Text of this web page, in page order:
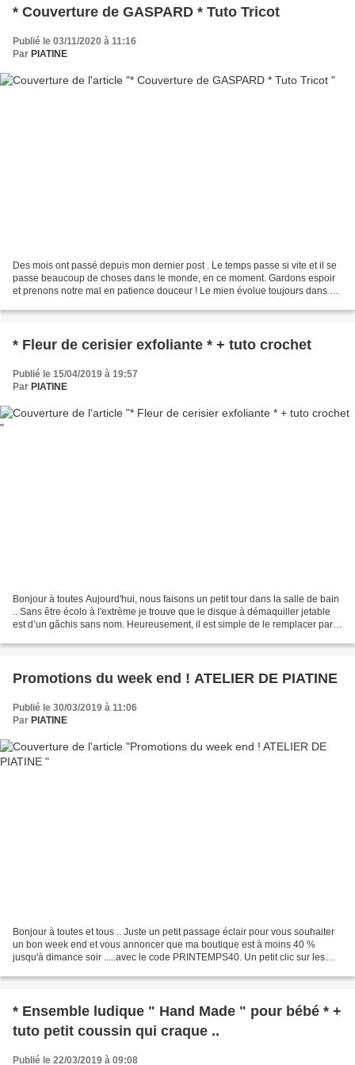
* Couverture de GASPARD * Tuto Tricot
Publié le 03/11/2020 à 11:16
Par PIATINE
Des mois ont passé depuis mon dernier post . Le temps passe si vite et il se
passe beaucoup de choses dans le monde, en ce moment. Gardons espoir
et prenons notre mal en patience douceur ! Le mien évolue toujours dans un
* Fleur de cerisier exfoliante * + tuto crochet
Publié le 15/04/2019 à 19:57
Par PIATINE
Bonjour à toutes Aujourd'hui, nous faisons un petit tour dans la salle de bain
.. Sans être écolo à l'extrème je trouve que le disque à démaquiller jetable
est d’un gâchis sans nom. Heureusement, il est simple de le remplacer par
Promotions du week end ! ATELIER DE PIATINE
Publié le 30/03/2019 à 11:06
Par PIATINE
Bonjour à toutes et tous .. Juste un petit passage éclair pour vous souhaiter
un bon week end et vous annoncer que ma boutique est à moins 40 %
jusqu'à dimance soir .....avec le code PRINTEMPS40. Un petit clic sur les
* Ensemble ludique " Hand Made " pour bébé * +
tuto petit coussin qui craque ..
Publié le 22/03/2019 à 09:08